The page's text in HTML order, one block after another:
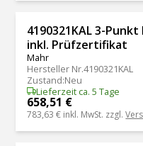
4190321KAL 3-
inkl. Prüfzertifikat
Mahr
Hersteller Nr.4190321KAL
Zustand:Neu
Lieferzeit ca. 5 Tage
658,51 €
783,63 € inkl. MwSt. zzgl.